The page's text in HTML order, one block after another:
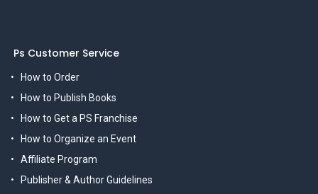
Ps Customer Service
How to Order
How to Publish Books
How to Get a PS Franchise
How to Organize an Event
Affiliate Program
Publisher & Author Guidelines